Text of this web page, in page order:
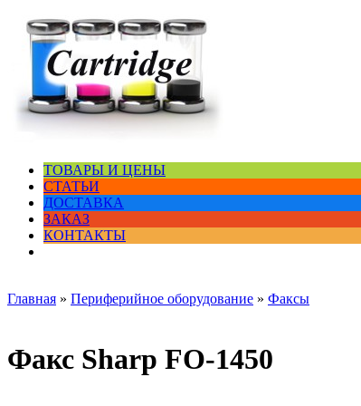
ТОВАРЫ И ЦЕНЫ
СТАТЬИ
ДОСТАВКА
ЗАКАЗ
КОНТАКТЫ
Главная » Периферийное оборудование » Факсы
Факс Sharp FO-1450